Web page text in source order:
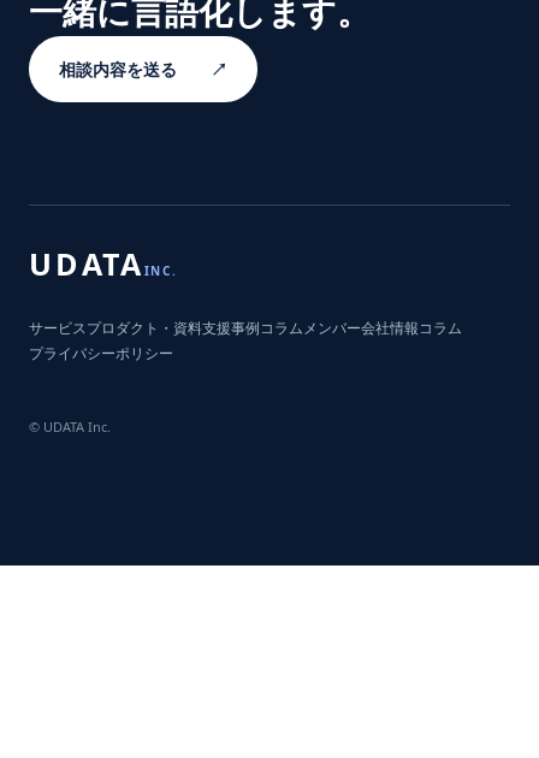
一緒に言語化します。
相談内容を送る ↗
UDATA INC.
サービスプロダクト・資料支援事例コラムメンバー会社情報コラム
プライバシーポリシー
© UDATA Inc.